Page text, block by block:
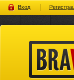
Вход